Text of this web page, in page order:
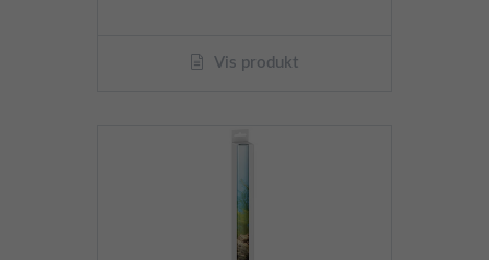
Vis produkt